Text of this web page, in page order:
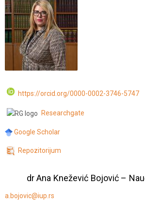
https://orcid.org/0000-0002-3746-5747
Researchgate
Google Scholar
Repozitorijum
dr Ana Knežević Bojović –
a.bojovic@iup.rs